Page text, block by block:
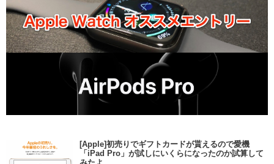
[Apple]初売りでギフトカードが貰えるので愛機
「iPad Pro」が試しにいくらになったのか試算して
みたよ